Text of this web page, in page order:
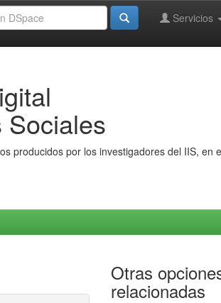
Servicios
Sociales
producidos por los investigadores del IIS, en
Otras
relacionadas